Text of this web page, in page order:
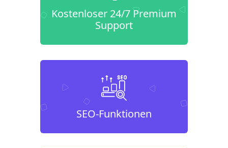
Kostenloser 24/7 Premium
Support
SEO-Funktionen